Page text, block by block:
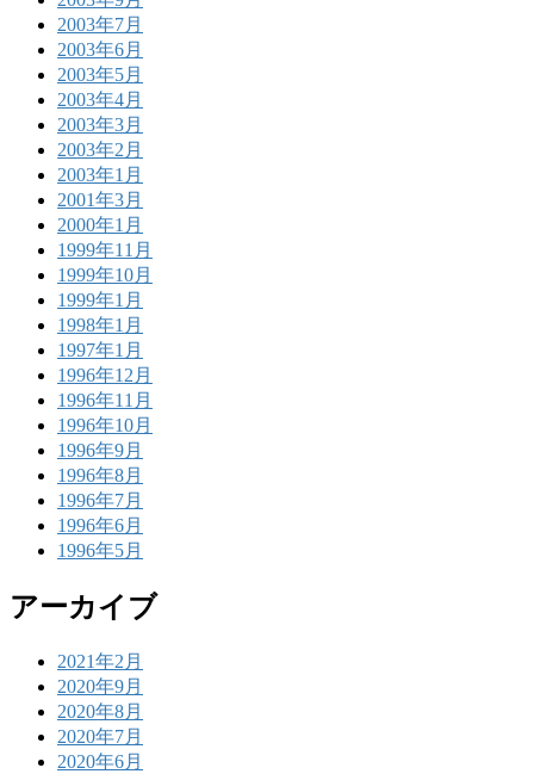
2003年7月
2003年6月
2003年5月
2003年4月
2003年3月
2003年2月
2003年1月
2001年3月
2000年1月
1999年11月
1999年10月
1999年1月
1998年1月
1997年1月
1996年12月
1996年11月
1996年10月
1996年9月
1996年8月
1996年7月
1996年6月
1996年5月
アーカイブ
2021年2月
2020年9月
2020年8月
2020年7月
2020年6月